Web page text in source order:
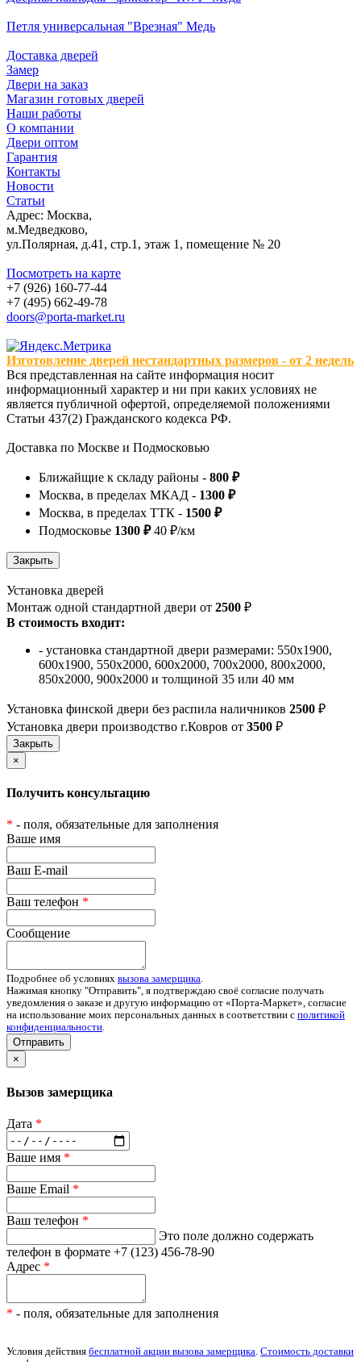
Петля универсальная "Врезная" Медь
Доставка дверей
Замер
Двери на заказ
Магазин готовых дверей
Наши работы
О компании
Двери оптом
Гарантия
Контакты
Новости
Статьи
Адрес: Москва,
м.Медведково,
ул.Полярная, д.41, стр.1, этаж 1, помещение № 20
Посмотреть на карте
+7 (926) 160-77-44
+7 (495) 662-49-78
doors@porta-market.ru
Изготовление дверей нестандартных размеров - от 2 недель
Вся представленная на сайте информация носит
информационный характер и ни при каких условиях не
является публичной офертой, определяемой положениями
Статьи 437(2) Гражданского кодекса РФ.
Доставка по Москве и Подмосковью
Ближайщие к складу районы - 800 ₽
Москва, в пределах МКАД - 1300 ₽
Москва, в пределах ТТК - 1500 ₽
Подмосковье 1300 ₽40 ₽/км
Установка дверей
Монтаж одной стандартной двери от 2500 ₽
В стоимость входит:
- установка стандартной двери размерами: 550х1900,
600х1900, 550х2000, 600х2000, 700х2000, 800х2000,
850х2000, 900х2000 и толщиной 35 или 40 мм
Установка финской двери без распила наличников 2500 ₽
Установка двери производство г.Ковров от 3500 ₽
×
Получить консультацию
* - поля, обязательные для заполнения
Ваше имя
Ваш E-mail
Ваш телефон *
Сообщение
Подробнее об условиях вызова замерщика.
Нажимая кнопку "Отправить", я подтверждаю своё согласие получать
уведомления о заказе и другую информацию от «Порта-Маркет», согласие
на использование моих персональных данных в соответствии с политикой
конфиденциальности.
Отправить
×
Вызов замерщика
Дата *
Ваше имя *
Ваше Email *
Ваш телефон *
Это поле должно содержать
телефон в формате +7 (123) 456-78-90
Адрес *
* - поля, обязательные для заполнения
Условия действия бесплатной акции вызова замерщика Стоимость доставки